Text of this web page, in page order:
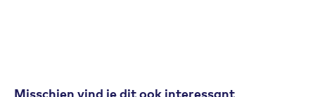
Misschien vind je dit ook interessant